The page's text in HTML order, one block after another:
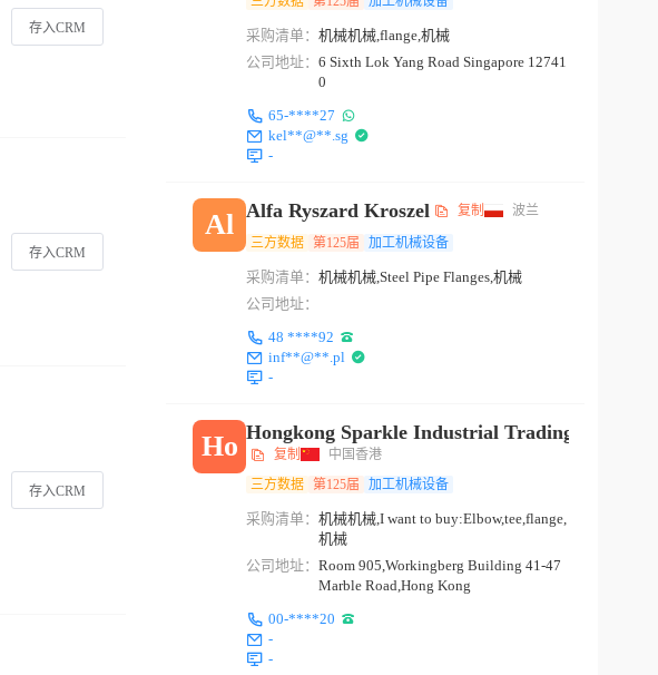
存入CRM
存入CRM
存入CRM
采购清单：机械机械,flange,机械
公司地址：6 Sixth Lok Yang Road Singapore 12741
0
65-****27
kel**@**.sg
-
Al Alfa Ryszard Kroszel 复制 波兰
三方数据 第125届 加工机械设备
采购清单：机械机械,Steel Pipe Flanges,机械
公司地址：
48 ****92
inf**@**.pl
-
Ho Hongkong Sparkle Industrial Trading Co.,ltd
复制
中国香港
三方数据 第125届 加工机械设备
采购清单：机械机械,I want to buy:Elbow,tee,flange,
机械
公司地址：Room 905,Workingberg Building 41-47
Marble Road,Hong Kong
00-****20
-
-